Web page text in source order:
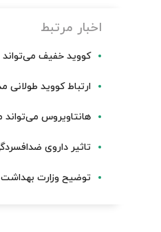
اخبار مرتبط
کووید خفیف
ارتباط کووید طولانی
هانتاویروس می‌تواند مانند
تاثیر داروی
توضیح وزارت بهداشت